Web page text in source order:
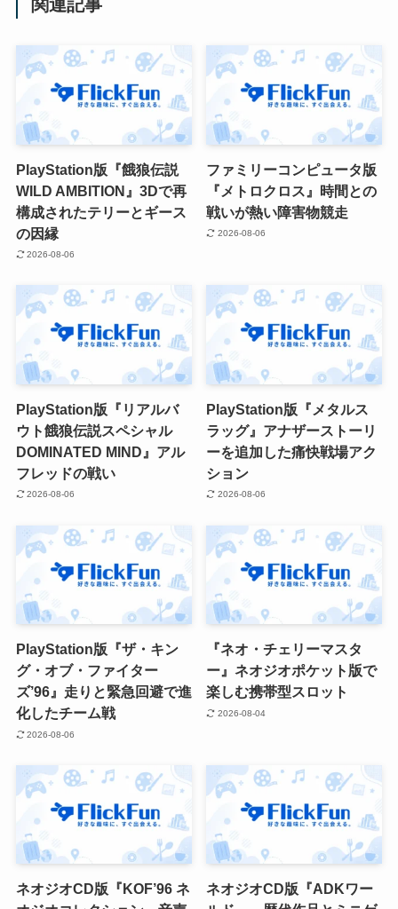
関連記事
PlayStation版『餓狼伝説
WILD AMBITION』3Dで再
構成されたテリーとギース
の因縁
2026-08-06
ファミリーコンピュータ版
『メトロクロス』時間との
戦いが熱い障害物競走
2026-08-06
PlayStation版『リアルバ
ウト餓狼伝説スペシャル
DOMINATED MIND』アル
フレッドの戦い
2026-08-06
PlayStation版『メタルス
ラッグ』アナザーストーリ
ーを追加した痛快戦場アク
ション
2026-08-06
PlayStation版『ザ・キン
グ・オブ・ファイター
ズ’96』走りと緊急回避で進
化したチーム戦
2026-08-06
『ネオ・チェリーマスタ
ー』ネオジオポケット版で
楽しむ携帯型スロット
2026-08-04
ネオジオCD版『KOF’96 ネ
ネオジオCD版『ADKワー